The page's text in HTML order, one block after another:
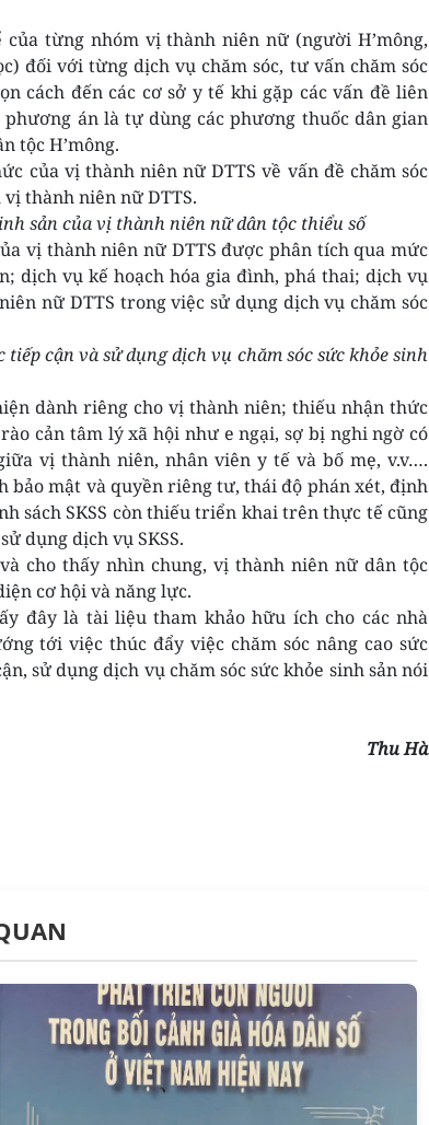
từng nhóm vị thành niên nữ (người H’mông,
đối với từng dịch vụ chăm sóc, tư vấn chăm sóc
cách đến các cơ sở y tế khi gặp các vấn đề liên
án là tự dùng các phương thuốc dân gian
tộc H’mông.
của vị thành niên nữ DTTS về vấn đề chăm sóc
vị thành niên nữ DTTS.
sản của vị thành niên nữ dân tộc thiểu số
vị thành niên nữ DTTS được phân tích qua mức
dịch vụ kế hoạch hóa gia đình, phá thai; dịch vụ
nữ DTTS trong việc sử dụng dịch vụ chăm sóc
cận và sử dụng dịch vụ chăm sóc sức khỏe sinh
dành riêng cho vị thành niên; thiếu nhận thức
rào cản tâm lý xã hội như e ngại, sợ bị nghi ngờ có
vị thành niên, nhân viên y tế và bố mẹ, v.v….
bảo mật và quyền riêng tư, thái độ phán xét, định
sách SKSS còn thiếu triển khai trên thực tế cũng
dụng dịch vụ SKSS.
cho thấy nhìn chung, vị thành niên nữ dân tộc
cơ hội và năng lực.
đây là tài liệu tham khảo hữu ích cho các nhà
tới việc thúc đẩy việc chăm sóc nâng cao sức
sử dụng dịch vụ chăm sóc sức khỏe sinh sản nói
Thu Hà